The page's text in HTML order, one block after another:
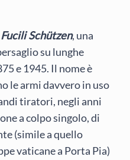
Fucili Schützen, una
su lunghe
e 1945. Il nome è
le armi davvero in uso
tiratori, negli anni
a colpo singolo, di
(simile a quello
vaticane a Porta Pia)